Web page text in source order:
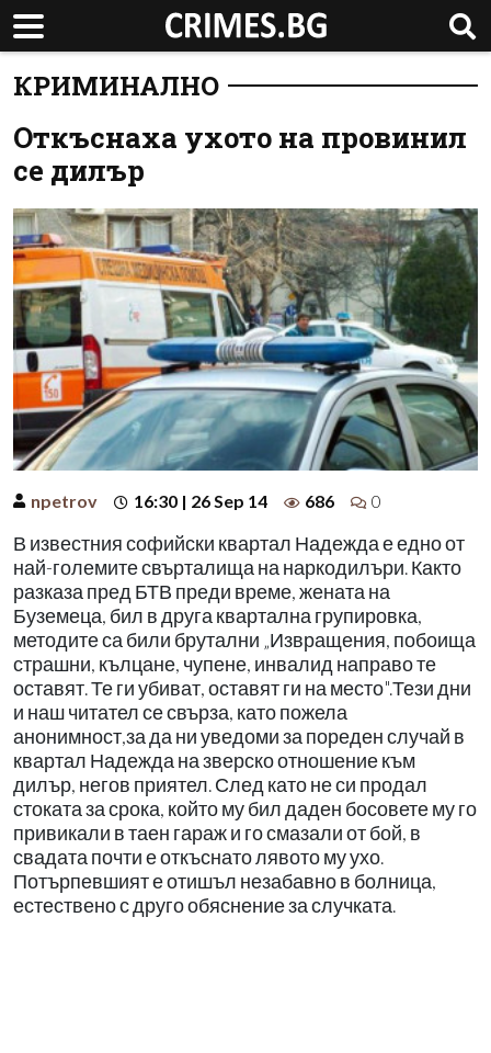
КРИМИНАЛНО
Откъснаха ухото на провинил
се дилър
npetrov 16:30 | 26 Sep 14 686 0
В известния софийски квартал Надежда е едно от
най-големите свърталища на наркодилъри. Както
разказа пред БТВ преди време, жената на
Буземеца, бил в друга квартална групировка,
методите са били брутални „Извращения, побоища
страшни, кълцане, чупене, инвалид направо те
оставят. Те ги убиват, оставят ги на место".Тези дни
и наш читател се свърза, като пожела
анонимност,за да ни уведоми за пореден случай в
квартал Надежда на зверско отношение към
дилър, негов приятел. След като не си продал
стоката за срока, който му бил даден босовете му го
привикали в таен гараж и го смазали от бой, в
свадата почти е откъснато лявото му ухо.
Потърпевшият е отишъл незабавно в болница,
естествено с друго обяснение за случката.